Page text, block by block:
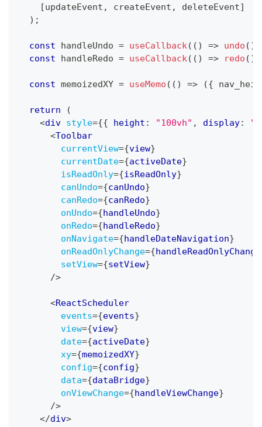
[updateEvent , createEvent , deleteEvent]
) ;
const handleUndo = useCallback( ( ) => undo ( )
const handleRedo = useCallback( ( ) => redo ( )
const memoizedXY = useMemo ( ( ) => ({
return
(
<div style={{ height : "100vh" , display:
<Toolbar
currentView={view}
currentDate={activeDate}
isReadOnly={isReadOnly}
canUndo={canUndo}
canRedo={canRedo}
onUndo={handleUndo}
onRedo={handleRedo}
onNavigate={handleDateNavigation}
onReadOnlyChange={handleReadOnlyChange
setView={setView}
/>
<ReactScheduler
events={events}
view={view}
date={activeDate}
xy={memoizedXY}
config={config}
data={dataBridge}
onViewChange={handleViewChange}
/>
</div>